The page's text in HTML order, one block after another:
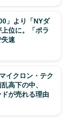
」より「NYダ
位に。「ポラ
失速
イクロン・テク
高下の中、
ドが売れる理由